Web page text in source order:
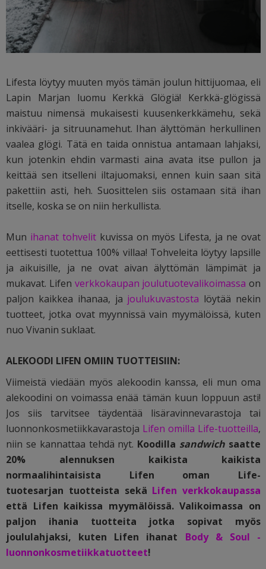
Lifesta löytyy muuten myös tämän joulun hittijuomaa, eli
Lapin Marjan luomu Kerkkä Glögiä! Kerkkä-glögissä
maistuu nimensä mukaisesti kuusenkerkkämehu, sekä
inkivääri- ja sitruunamehut. Ihan älyttömän herkullinen
vaalea glögi. Tätä en taida onnistua antamaan lahjaksi,
kun jotenkin ehdin varmasti aina avata itse pullon ja
keittää sen itselleni iltajuomaksi, ennen kuin saan sitä
pakettiin asti, heh. Suosittelen siis ostamaan sitä ihan
itselle, koska se on niin herkullista.
Mun ihanat tohvelitkuvissa on myös Lifesta, ja ne ovat
eettisesti tuotettua 100% villaa! Tohveleita löytyy lapsille
ja aikuisille, ja ne ovat aivan älyttömän lämpimät ja
mukavat. Lifen verkkokaupan joulutuotevalikoimassa on
paljon kaikkea ihanaa, ja joulukuvastosta löytää nekin
tuotteet, jotka ovat myynnissä vain myymälöissä, kuten
nuo Vivanin suklaat.
ALEKOODI LIFEN OMIIN TUOTTEISIIN:
Viimeistä viedään myös alekoodin kanssa, eli mun oma
alekoodini on voimassa enää tämän kuun loppuun asti!
Jos siis tarvitsee täydentää lisäravinnevarastoja tai
luonnonkosmetiikkavarastoja Lifen omilla Life-tuotteilla,
niin se kannattaa tehdä nyt. Koodilla sandwich saatte
20% alennuksen kaikista kaikista
normaalihintaisista Lifen oman Life-
tuotesarjan tuotteista sekä Lifen verkkokaupassa
että Lifen kaikissa myymälöissä. Valikoimassa on
paljon ihania tuotteita jotka sopivat myös
joululahjaksi, kuten Lifen ihanat Body & Soul -
luonnonkosmetiikkatuotteet!